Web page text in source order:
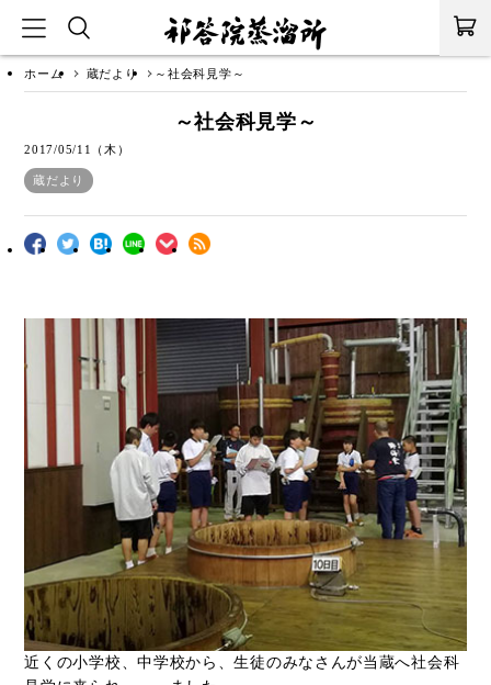
ホーム 蔵だより ～社会科見学～
～社会科見学～
2017/05/11（木）
蔵だより
近くの小学校、中学校から、生徒のみなさんが当蔵へ社会科